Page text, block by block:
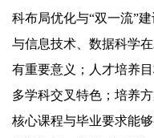
科布局优化与“双一流”
与信息技术、数据科学
有重要意义；人才培养
多学科交叉特色；培养
核心课程与毕业要求能